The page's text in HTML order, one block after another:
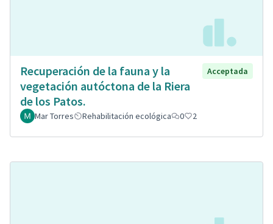
Recuperación de la fauna y la
vegetación autóctona de la Riera
de los Patos.
Acceptada
Mar Torres Rehabilitación ecológica 0 2